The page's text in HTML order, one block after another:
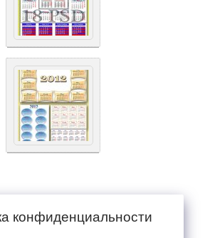
конфиденциальности